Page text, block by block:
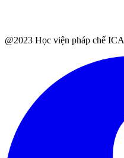
@2023 Học viện pháp chế ICA